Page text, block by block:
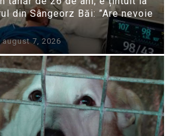
din Sângeorz Băi: ”Are nevoie
august 7, 2026